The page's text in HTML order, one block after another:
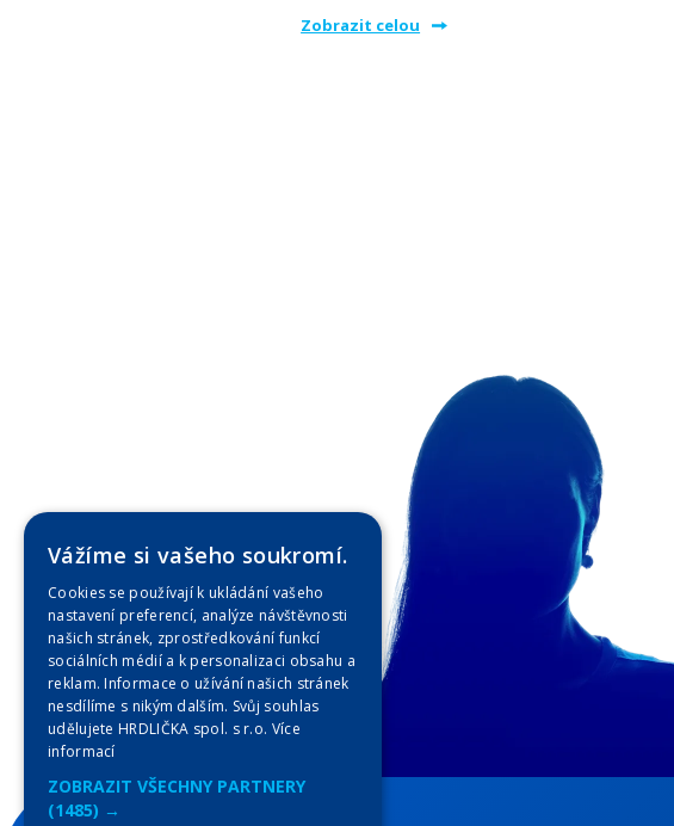
Zobrazit celou
Vážíme si vašeho soukromí.
Cookies se používají k ukládání vašeho
nastavení preferencí, analýze návštěvnosti
našich stránek, zprostředkování funkcí
sociálních médií a k personalizaci obsahu a
reklam. Informace o užívání našich stránek
nesdílíme s nikým dalším. Svůj souhlas
udělujete HRDLIČKA spol. s r.o. Více
informací
ZOBRAZIT VŠECHNY PARTNERY
(1485) →